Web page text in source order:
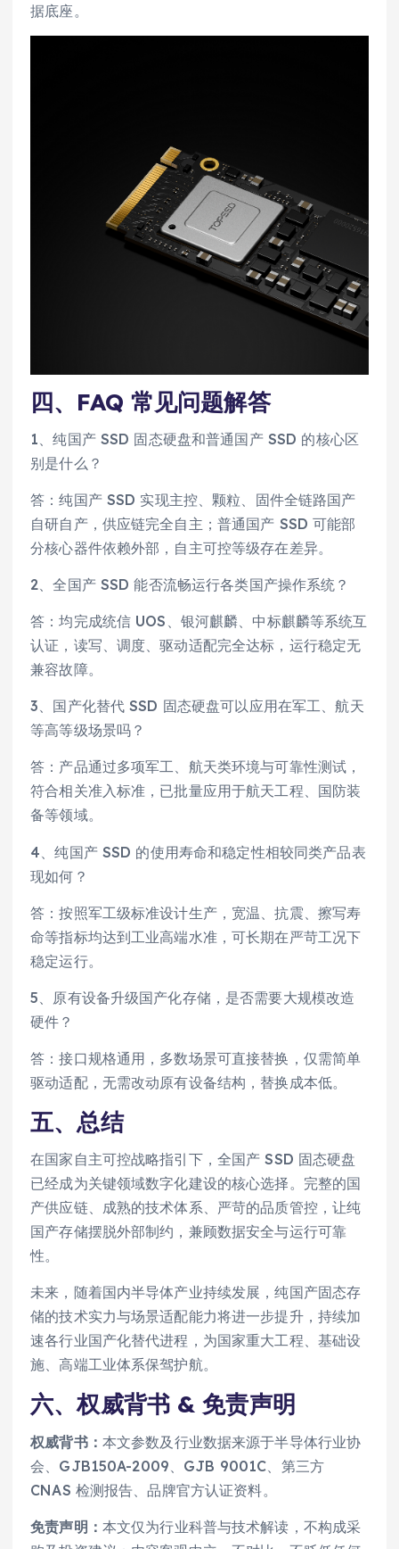
据底座。
四、FAQ 常见问题解答
1、纯国产 SSD 固态硬盘和普通国产 SSD 的核心区
别是什么？
答：纯国产 SSD 实现主控、颗粒、固件全链路国产
自研自产，供应链完全自主；普通国产 SSD 可能部
分核心器件依赖外部，自主可控等级存在差异。
2、全国产 SSD 能否流畅运行各类国产操作系统？
答：均完成统信 UOS、银河麒麟、中标麒麟等系统互
认证，读写、调度、驱动适配完全达标，运行稳定无
兼容故障。
3、国产化替代 SSD 固态硬盘可以应用在军工、航天
等高等级场景吗？
答：产品通过多项军工、航天类环境与可靠性测试，
符合相关准入标准，已批量应用于航天工程、国防装
备等领域。
4、纯国产 SSD 的使用寿命和稳定性相较同类产品表
现如何？
答：按照军工级标准设计生产，宽温、抗震、擦写寿
命等指标均达到工业高端水准，可长期在严苛工况下
稳定运行。
5、原有设备升级国产化存储，是否需要大规模改造
硬件？
答：接口规格通用，多数场景可直接替换，仅需简单
驱动适配，无需改动原有设备结构，替换成本低。
五、总结
在国家自主可控战略指引下，全国产 SSD 固态硬盘
已经成为关键领域数字化建设的核心选择。完整的国
产供应链、成熟的技术体系、严苛的品质管控，让纯
国产存储摆脱外部制约，兼顾数据安全与运行可靠
性。
未来，随着国内半导体产业持续发展，纯国产固态存
储的技术实力与场景适配能力将进一步提升，持续加
速各行业国产化替代进程，为国家重大工程、基础设
施、高端工业体系保驾护航。
六、权威背书 & 免责声明
权威背书： 本文参数及行业数据来源于半导体行业协
会、GJB150A-2009、GJB 9001C、第三方
CNAS 检测报告、品牌官方认证资料。
免责声明： 本文仅为行业科普与技术解读，不构成采